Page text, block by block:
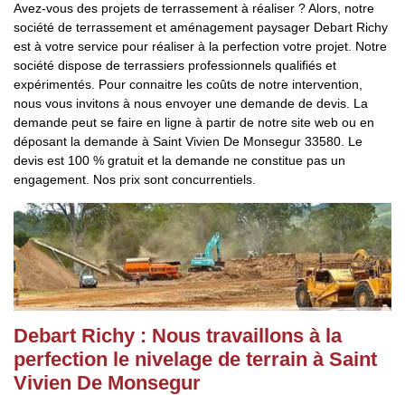
Avez-vous des projets de terrassement à réaliser ? Alors, notre
société de terrassement et aménagement paysager Debart Richy
est à votre service pour réaliser à la perfection votre projet. Notre
société dispose de terrassiers professionnels qualifiés et
expérimentés. Pour connaitre les coûts de notre intervention,
nous vous invitons à nous envoyer une demande de devis. La
demande peut se faire en ligne à partir de notre site web ou en
déposant la demande à Saint Vivien De Monsegur 33580. Le
devis est 100 % gratuit et la demande ne constitue pas un
engagement. Nos prix sont concurrentiels.
Debart Richy : Nous travaillons à la
perfection le nivelage de terrain à Saint
Vivien De Monsegur